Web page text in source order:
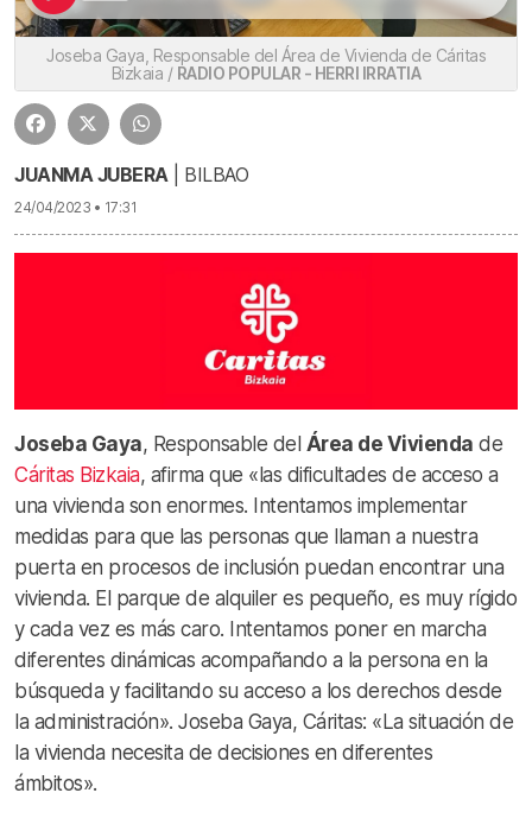
Joseba Gaya, Responsable del Área de Vivienda de Cáritas
Bizkaia / RADIO POPULAR - HERRI IRRATIA
JUANMA JUBERA | BILBAO
24/04/2023 • 17:31
Joseba Gaya, Responsable del Área de Vivienda de
Cáritas Bizkaia, afirma que «las dificultades de acceso a
una vivienda son enormes. Intentamos implementar
medidas para que las personas que llaman a nuestra
puerta en procesos de inclusión puedan encontrar una
vivienda. El parque de alquiler es pequeño, es muy rígido
y cada vez es más caro. Intentamos poner en marcha
diferentes dinámicas acompañando a la persona en la
búsqueda y facilitando su acceso a los derechos desde
la administración». Joseba Gaya, Cáritas: «La situación de
la vivienda necesita de decisiones en diferentes
ámbitos».